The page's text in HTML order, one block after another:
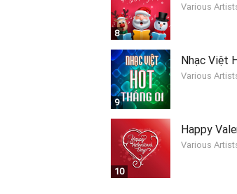
8
Various
9
Nhạc Việt
Various
10
Happy
Various